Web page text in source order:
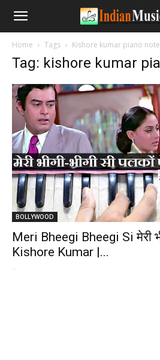
Home Tags Kishore kumar piano
Tag: kishore kumar
BOLLYWOOD
Meri Bheegi Bheegi Si मेरी
Kishore Kumar |...
-